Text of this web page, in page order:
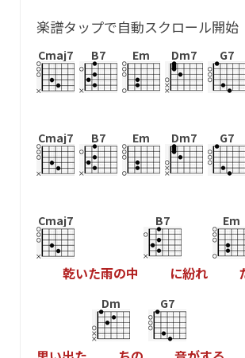
楽譜タップで自動スクロール開始
Cmaj7 B7 Em Dm7 G7
Cmaj7 B7 Em Dm7 G7
Cmaj7
乾いた雨の中
B7
に紛れ
Em
Dm G7